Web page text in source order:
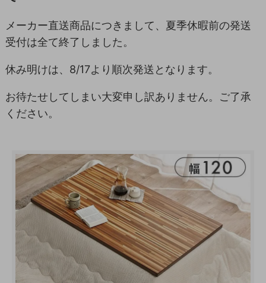
メーカー直送商品につきまして、夏季休暇前の発送
受付は全て終了しました。
休み明けは、8/17より順次発送となります。
お待たせしてしまい大変申し訳ありません。ご了承
ください。